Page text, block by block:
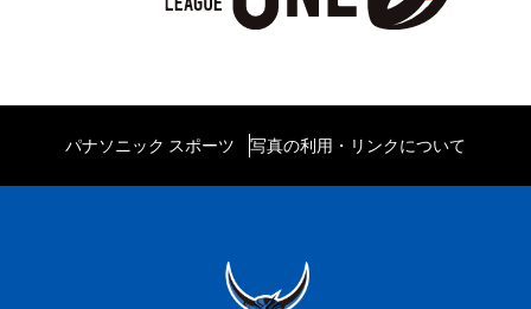
パナソニック スポーツ 写真の利用・リンクについて